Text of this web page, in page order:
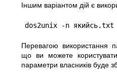
Іншим варіантом дій є
Перевагою використання
що ви можете
параметри власників буде